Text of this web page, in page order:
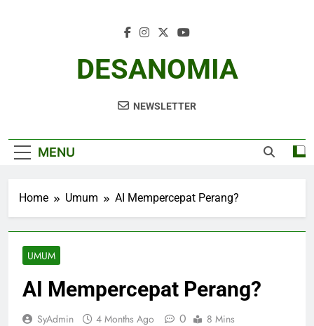
DESANOMIA
NEWSLETTER
MENU
Home Umum AI Mempercepat Perang?
UMUM
AI Mempercepat Perang?
SyAdmin 4 Months Ago 0 8 Mins